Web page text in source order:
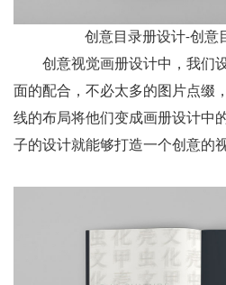
创意目录册设计-创意
创意视觉画册设计中，我们
面的配合，不必太多的图片点缀
线的布局将他们变成画册设计中
子的设计就能够打造一个创意的